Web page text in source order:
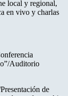
local y regional,
en vivo y charlas
Auditorio
de